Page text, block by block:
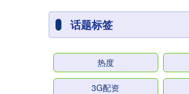
话题标签
热度
3G配资